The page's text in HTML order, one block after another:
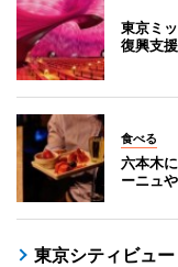
東京ミ
復興支
食べる
六本木
ーニュ
東京シティビュ